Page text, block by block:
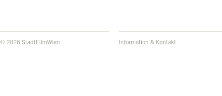
© 2026 StadtFilmWien Information & Kontakt